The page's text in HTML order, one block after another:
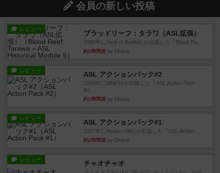
会員の新しい投稿
レビュー
ブラッドリーフ：タラワ（ASL拡張）
1996年にHeat of Battle社が出版した『Blood Re...
約1時間前 by Chaco
レビュー ASL アクションパック#2
1999年にMMP社が出版した『ASL Action Pack
#2』...
約1時間前 by Chaco
レビュー ASL アクションパック#1
1997年にAvalon Hill社が出版した『ASL Action ...
約2時間前 by Chaco
レビュー チャオチャオ